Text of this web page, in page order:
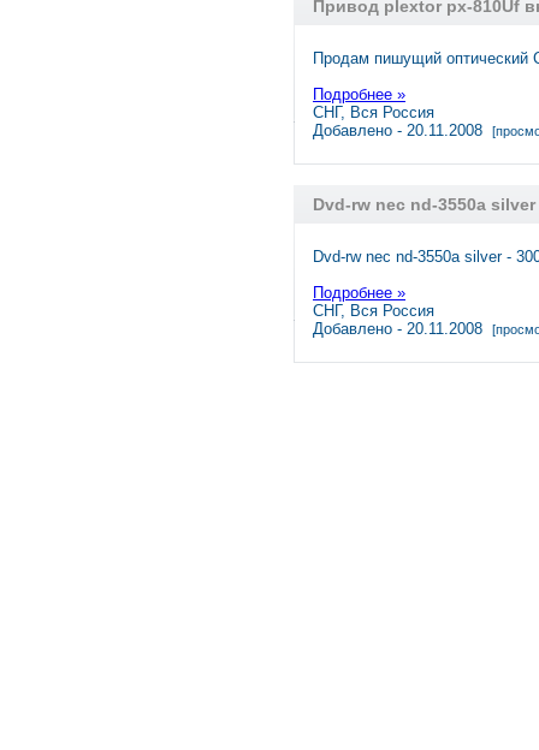
Привод plextor px-810Uf
Продам пишущий оптический
Подробнее »
СНГ, Вся Россия
Добавлено - 20.11.2008
Dvd-rw nec nd-3550a silver
Dvd-rw nec nd-3550a silver -
Подробнее »
СНГ, Вся Россия
Добавлено - 20.11.2008